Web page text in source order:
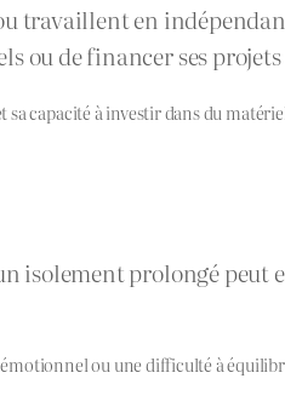
travaillent en
ou de financer ses
capacité à investir dans du
isolement prolongé
ou une difficulté à